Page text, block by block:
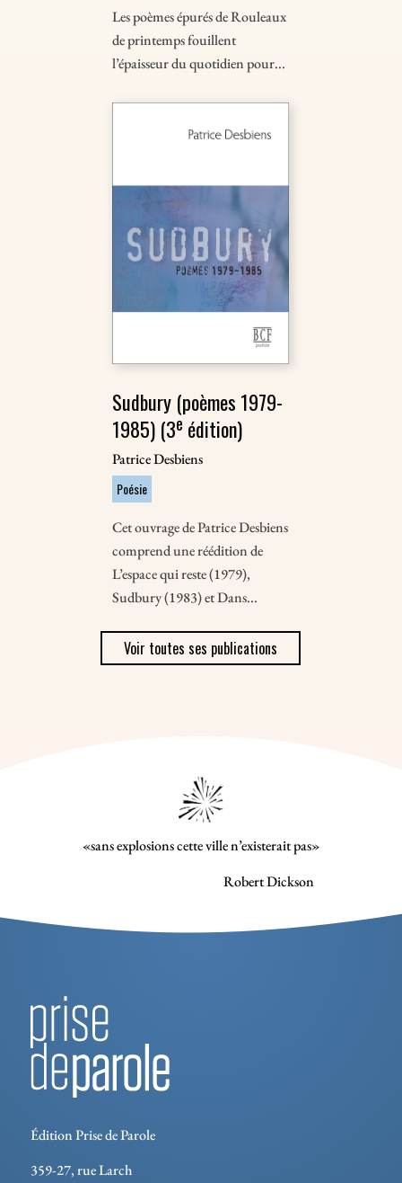
Les poèmes épurés de Rouleaux
de printemps fouillent
l’épaisseur du quotidien pour...
Sudbury (poèmes 1979-
1985) (3e édition)
Patrice Desbiens
Poésie
Cet ouvrage de Patrice Desbiens
comprend une réédition de
L’espace qui reste (1979),
Sudbury (1983) et Dans...
Voir toutes ses publications
«sans explosions cette ville n’existerait pas»
Robert Dickson
Édition Prise de Parole
359-27, rue Larch